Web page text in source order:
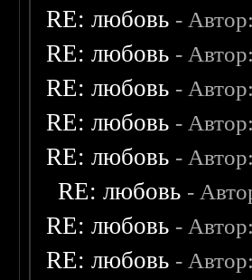
RE: любовь - Автор:
RE: любовь -
RE: любовь - Автор:
RE: любовь - Автор:
RE: любовь -
RE: любовь -
RE: любовь - Автор:
RE: любовь - Автор: